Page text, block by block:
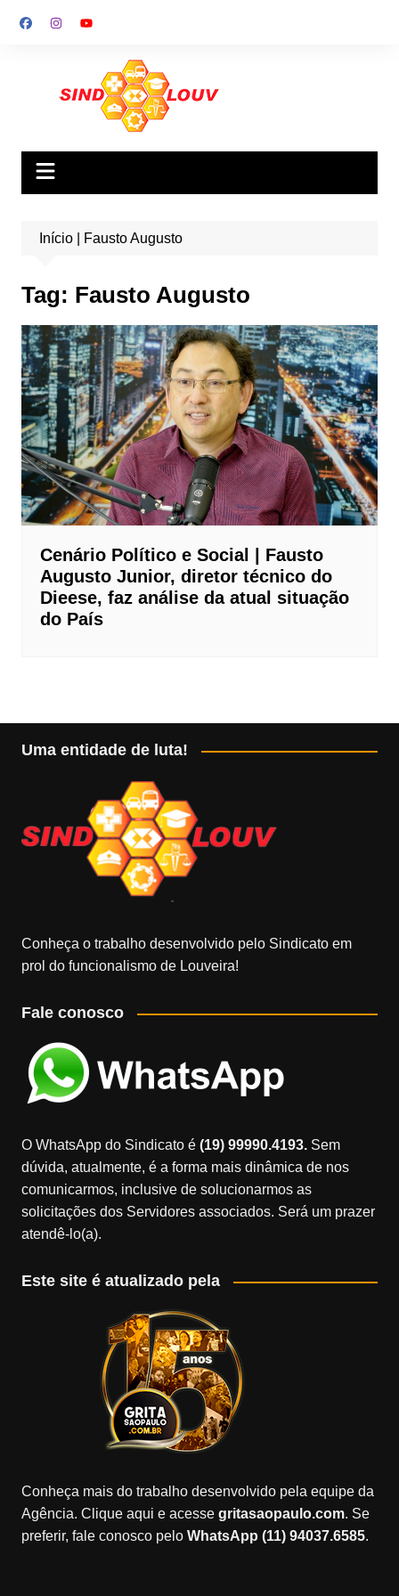
para
Início| Fausto Augusto
Tag: Fausto Augusto
Cenário Político e Social | Fausto
Augusto Junior, diretor técnico do
Dieese, faz análise da atual situação
do País
Uma entidade de luta!
Conheça o trabalho desenvolvido pelo Sindicato em
prol do funcionalismo de Louveira!
Fale conosco
O WhatsApp do Sindicato é(19) 99990.4193.Sem
dúvida, atualmente, é a forma mais dinâmica de nos
comunicarmos, inclusive de solucionarmos as
solicitações dos Servidores associados. Será um prazer
atendê-lo(a).
Este site é atualizado pela
Conheça mais do trabalho desenvolvido pela equipe da
Agência. Clique aqui e acesse gritasaopaulo.com. Se
preferir, fale conosco peloWhatsApp (11) 94037.6585.